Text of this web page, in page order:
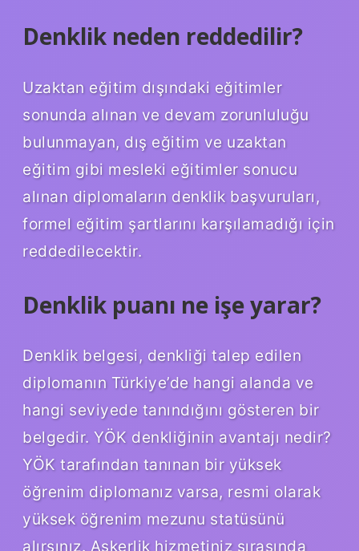
Denklik neden reddedilir?
Uzaktan eğitim dışındaki eğitimler
sonunda alınan ve devam zorunluluğu
bulunmayan, dış eğitim ve uzaktan
eğitim gibi mesleki eğitimler sonucu
alınan diplomaların denklik başvuruları,
formel eğitim şartlarını karşılamadığı için
reddedilecektir.
Denklik puanı ne işe yarar?
Denklik belgesi, denkliği talep edilen
diplomanın Türkiye’de hangi alanda ve
hangi seviyede tanındığını gösteren bir
belgedir. YÖK denkliğinin avantajı nedir?
YÖK tarafından tanınan bir yüksek
öğrenim diplomanız varsa, resmi olarak
yüksek öğrenim mezunu statüsünü
alırsınız. Askerlik hizmetiniz sırasında